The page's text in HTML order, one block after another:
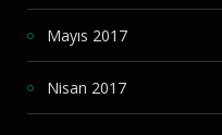
Mayıs 2017
Nisan 2017